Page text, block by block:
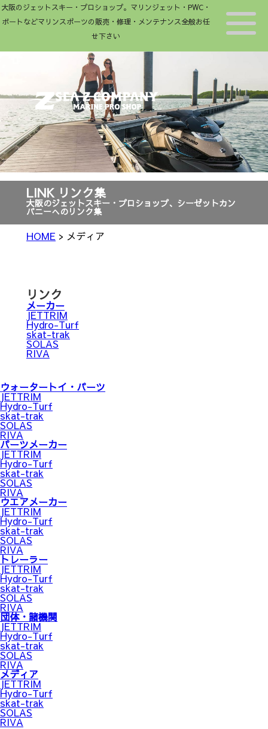
大阪のジェットスキー・プロショップ。マリンジェット・PWC・
ボートなどマリンスポーツの販売・修理・メンテナンス全般お任
せ下さい
LINK リンク集
大阪のジェットスキー・プロショップ、シーゼットカン
パニーへのリンク集
> メディア
リンク
メーカー
JETTRIM
Hydro-Turf
skat-trak
SOLAS
RIVA
ウォータートイ・パーツ
JETTRIM
Hydro-Turf
skat-trak
SOLAS
RIVA
パーツメーカー
JETTRIM
Hydro-Turf
skat-trak
SOLAS
RIVA
ウエアメーカー
JETTRIM
Hydro-Turf
skat-trak
SOLAS
RIVA
トレーラー
JETTRIM
Hydro-Turf
skat-trak
SOLAS
RIVA
団体・諸機関
JETTRIM
Hydro-Turf
skat-trak
SOLAS
RIVA
メディア
JETTRIM
Hydro-Turf
skat-trak
SOLAS
RIVA